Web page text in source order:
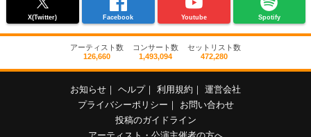
X(Twitter) Facebook Youtube Spotify
アーティスト数
126,660
コンサート数
1,493,094
セットリスト数
472,280
お知らせ ヘルプ 利用規約
運営会社
プライバシーポリシー
お問い合わせ
投稿のガイドライン